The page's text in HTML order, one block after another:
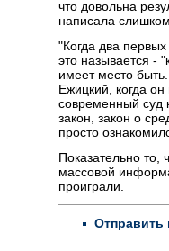
что довольна
написала
"Когда два первых
это называется -
имеет место
Ежицкий, когда
современный суд
закон, закон о
просто
Показательно то,
массовой
проиграли.
Отправить